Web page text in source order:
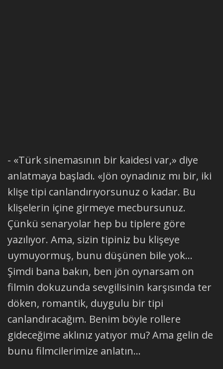
- «Türk sinemasının bir kaidesi var,» diye
anlatmaya başladı. «Jön oynadınız mı bir, iki
klişe tipi canlandırıyorsunuz o kadar. Bu
klişelerin içine girmeye mecbursunuz.
Çünkü senaryolar hep bu tiplere göre
yazılıyor. Ama, sizin tipiniz bu klişeye
uymuyormuş, bunu düşünen bile yok...
Şimdi bana bakın, ben jön oynarsam on
filmin dokuzunda sevgilisinin karşısında ter
döken, romantik, duygulu bir tipi
canlandıracağım. Benim böyle rollere
gideceğime aklınız yatıyor mu? Ama gelin de
bunu filmcilerimize anlatın...